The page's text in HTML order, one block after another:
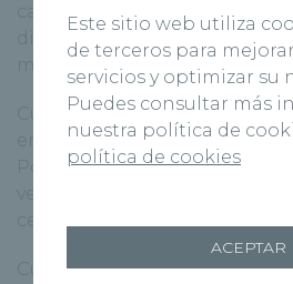
capacidad de
diversidad, (casi el 80% de su
mujeres).
Cuenta con una red de diez
en Valladolid, Burgos,
Ponferrada, Cuenca, Orense y
veintena de Centros Médicos
centros de Diagnóstico por
Cuenta además con
Este sitio web utiliza
de terceros para
servicios y optimizar su
Puedes consultar más
nuestra política de
política de cookies
ACEPTAR